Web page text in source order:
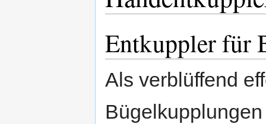
Entkuppler für
Als verblüffend